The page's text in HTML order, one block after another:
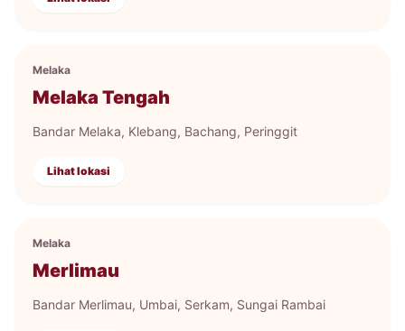
Melaka
Melaka Tengah
Bandar Melaka, Klebang, Bachang, Peringgit
Lihat lokasi
Melaka
Merlimau
Bandar Merlimau, Umbai, Serkam, Sungai Rambai